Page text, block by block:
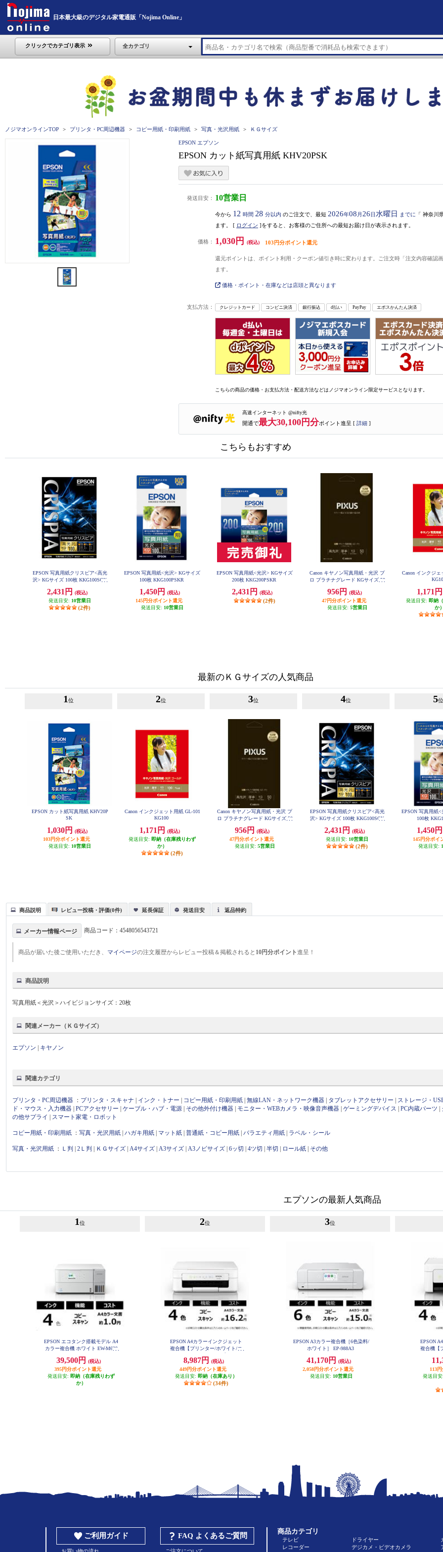
日本最大級のデジタル家電通販「Nojima Online」
クリックでカテゴリ表示 全カテゴリ
ノジマオンラインTOP プリンタ・PC周辺機器 コピー用紙・印刷用紙 写真・光沢用紙 ＫＧサイズ
EPSON エプソン
EPSON カット紙写真用紙 KHV20PSK
発送目安： 10営業日
今から 12 時間 28 分以内 のご注文で、最短 2026年08 月 26日 水曜日 までに 「 神奈川
ます。 [ ログイン ]をすると、お客様のご住所への最短お届け日が表示されます。
価格： 1,030円 (税込) 103円分ポイント還元
還元ポイントは、ポイント利用・クーポン値引き時に変わります。ご注文時「注文内容確認
ます。
価格・ポイント・在庫などは店頭と異なります
支払方法： クレジットカード コンビニ決済 銀行振込 d払い PayPay エポスかんたん決済
こちらの商品の価格・お支払方法・配送方法などはノジマオンライン限定サービスとなります。
高速インターネット @nifty光
開通で最大30,100円分ポイント進呈 [ 詳細 ]
こちらもおすすめ
EPSON 写真用紙クリスピア<高光
沢> KGサイズ 100枚 KKG100SCK
2,431円
(税込)
発送目安: 10営業日
(2件)
EPSON 写真用紙<光沢> KGサイズ
100枚 KKG100PSKR
1,450円
(税込)
145円分ポイント還元
発送目安: 10営業日
EPSON 写真用紙<光沢> KGサイズ
200枚 KKG200PSKR
2,431円 (税込)
(2件)
Canon キヤノン写真用紙・光沢 プ
ロ プラチナグレード KGサイズ 50
956円
(税込)
47円分ポイント還元
発送目安: 5営業日
Canon インクジェ
1,171円
発送目安: 即納
か）
最新のＫＧサイズの人気商品
1 位
EPSON カット紙写真用紙 KHV20P
SK
1,030円
(税込)
103円分ポイント還元
発送目安: 10営業日
2位
Canon インクジェット用紙 GL-101
KG100
1,171円
(税込)
発送目安: 即納（在庫残りわず
か）
(2件)
3位
Canon キヤノン写真用紙・光沢 プ
ロ プラチナグレード KGサイズ 50
956円
(税込)
47円分ポイント還元
発送目安: 5営業日
4位
EPSON 写真用紙クリスピア<高光
沢> KGサイズ 100枚 KKG100SCK
2,431円
(税込)
発送目安: 10営業日
(2件)
5位
EPSON 写真用紙
100枚
1,450円
145円分ポイ
発送目安:
商品説明 レビュー投稿・評価(0件) 延長保証 発送目安 返品特約
メーカー情報ページ 商品コード：4548056543721
商品が届いた後ご使用いただき、 マイページの注文履歴からレビュー投稿＆掲載されると 10円分ポイント進呈！
商品説明
写真用紙＜光沢＞ハイビジョンサイズ：20枚
関連メーカー（ＫＧサイズ）
エプソン キヤノン
関連カテゴリ
プリンタ・PC周辺機器 ： プリンタ・スキャナ インク・トナー コピー用紙・印刷用紙 |無線LAN・ネットワーク機器 タブレットアクセサリー ストレージ・
ド・マウス・入力機器 |PCアクセサリー |ケーブル・ハブ・電源 その他外付け機器 モニター・WEBカメラ・映像音声機器 |ゲーミングデバイス |PC内蔵パーツ
の他サプライ
スマート家電・ロボット
コピー用紙・印刷用紙 ：写真・光沢用紙 |ハガキ用紙 マット紙 |普通紙・コピー用紙 |バラエティ用紙 ラベル・シール
写真・光沢用紙 ： Ｌ判 |2Ｌ判 ＫＧサイズ |A4サイズ |A3サイズ |A3ノビサイズ |6ッ切 |4ツ切 |半切 ロール紙 その他
エプソンの最新人気商品
1 位
EPSON エコタンク搭載モデル A4
カラー複合機 ホワイト EW-M638
39,500円
(税込)
395円分ポイント還元
発送目安: 即納（在庫残りわず
か）
2位
EPSON A4カラーインクジェット
複合機【プリンター/ホワイト/コ
6A
8,987円
(税込)
449円分ポイント還元
発送目安: 即納（在庫あり）
(34件)
3位
EPSON A3カラー複合機［6色染料/
ホワイト］ EP-988A3
41,170円
(税込)
2,058円分ポイント還元
発送目安: 10営業日
EPSON
複合機【
113
発送目安:
ご利用ガイド FAQ よくあるご質問
商品カテゴリ
テレビ
レコーダー
ドライヤー
デジカメ・ビデオカメラ